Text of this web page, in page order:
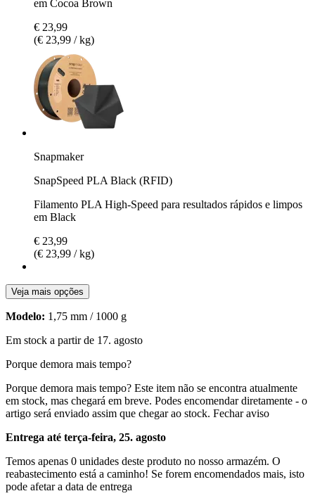
em Cocoa Brown
€ 23,99
(€ 23,99 / kg)
Snapmaker
SnapSpeed PLA Black (RFID)
Filamento PLA High-Speed para resultados rápidos e limpos
em Black
€ 23,99
(€ 23,99 / kg)
Veja mais opções
Modelo: 1,75 mm / 1000 g
Em stock a partir de 17. agosto
Porque demora mais tempo?
Porque demora mais tempo? Este item não se encontra atualmente
em stock, mas chegará em breve. Podes encomendar diretamente - o
artigo será enviado assim que chegar ao stock. Fechar aviso
Entrega até terça-feira, 25. agosto
Temos apenas 0 unidades deste produto no nosso armazém. O
reabastecimento está a caminho! Se forem encomendados mais, isto
pode afetar a data de entrega